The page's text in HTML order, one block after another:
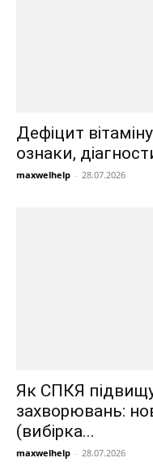
Дефіцит
ознаки,
maxwelhelp - 28.07.2026
Як СПКЯ
захворювань:
(вибірка...
maxwelhelp - 28.07.2026